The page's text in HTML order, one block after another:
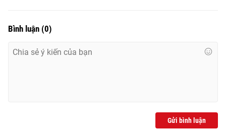
Bình luận (0)
Gửi bình luận